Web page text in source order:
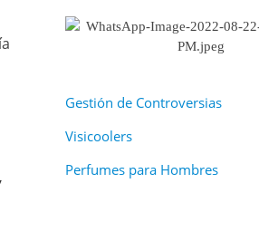
Gestión de Controversias
Visicoolers
Perfumes para Hombres